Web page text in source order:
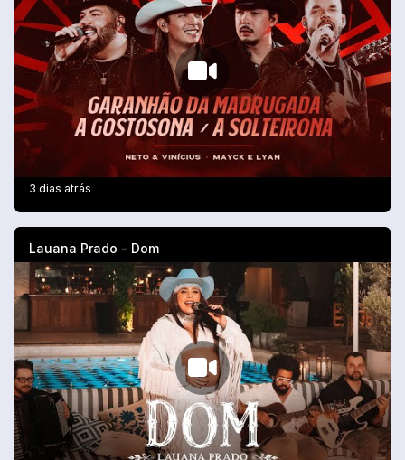
3 dias atrás
Lauana Prado - Dom